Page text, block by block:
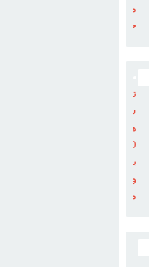
مناسب
خانواده
توله
ساموييد
هاي
باهوش
و
مهربان